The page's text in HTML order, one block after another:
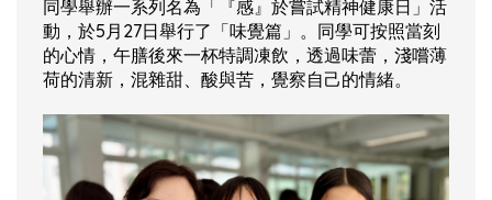
同學舉辦一系列名為「『感』於嘗試精神健康日」活
動，於5月27日舉行了「味覺篇」。同學可按照當刻
的心情，午膳後來一杯特調凍飲，透過味蕾，淺嚐薄
荷的清新，混雜甜、酸與苦，覺察自己的情緒。